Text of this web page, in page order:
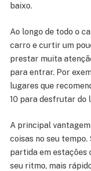
baixo.
Ao longo de todo o
carro e curtir um
prestar muita
para entrar. Por
lugares que
10 para desfrutar do
A principal
coisas no seu
partida em estações
seu ritmo, mais